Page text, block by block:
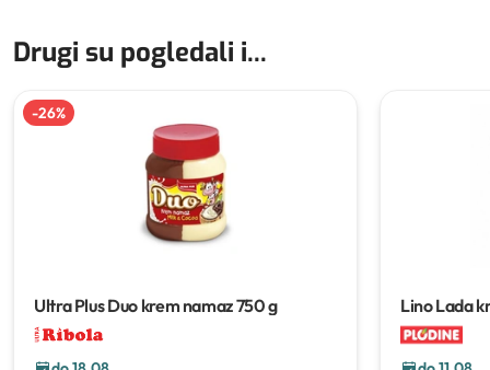
Drugi su pogledali i...
-26%
Ultra Plus Duo krem namaz750 g Lino Lada